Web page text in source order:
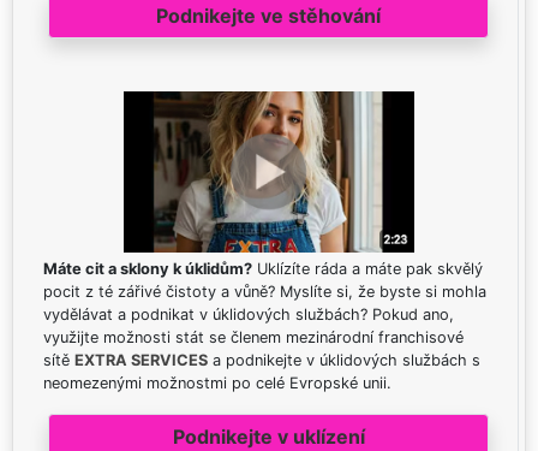
Podnikejte ve stěhování
Máte cit a sklony k úklidům? Uklízíte ráda a máte pak skvělý
pocit z té zářivé čistoty a vůně? Myslíte si, že byste si mohla
vydělávat a podnikat v úklidových službách? Pokud ano,
využijte možnosti stát se členem mezinárodní franchisové
sítě EXTRA SERVICES a podnikejte v úklidových službách s
neomezenými možnostmi po celé Evropské unii.
Podnikejte v uklízení